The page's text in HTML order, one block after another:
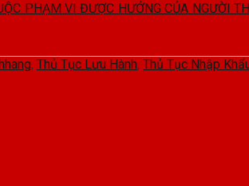
PHẠM VI ĐƯỢC HƯỞNG CỦA NGƯỜI
, Thủ Tục Lưu Hành, Thủ Tục Nhập